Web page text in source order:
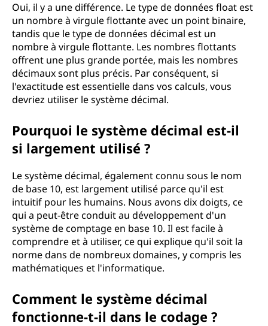
Oui, il y a une différence. Le type de données float est
un nombre à virgule flottante avec un point binaire,
tandis que le type de données décimal est un
nombre à virgule flottante. Les nombres flottants
offrent une plus grande portée, mais les nombres
décimaux sont plus précis. Par conséquent, si
l'exactitude est essentielle dans vos calculs, vous
devriez utiliser le système décimal.
Pourquoi le système décimal est-il
si largement utilisé ?
Le système décimal, également connu sous le nom
de base 10, est largement utilisé parce qu'il est
intuitif pour les humains. Nous avons dix doigts, ce
qui a peut-être conduit au développement d'un
système de comptage en base 10. Il est facile à
comprendre et à utiliser, ce qui explique qu'il soit la
norme dans de nombreux domaines, y compris les
mathématiques et l'informatique.
Comment le système décimal
fonctionne-t-il dans le codage ?